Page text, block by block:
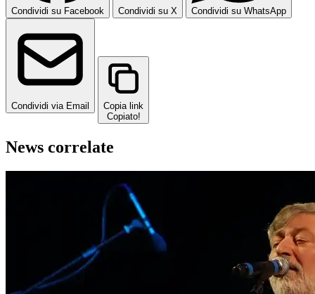
Condividi su Facebook Condividi su X Condividi su WhatsApp
Condividi via Email
Copia link
Copiato!
News correlate